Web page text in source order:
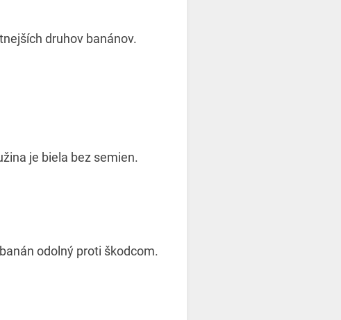
druhov banánov.
je biela bez semien.
odolný proti škodcom.